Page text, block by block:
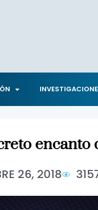
encanto
26, 2018